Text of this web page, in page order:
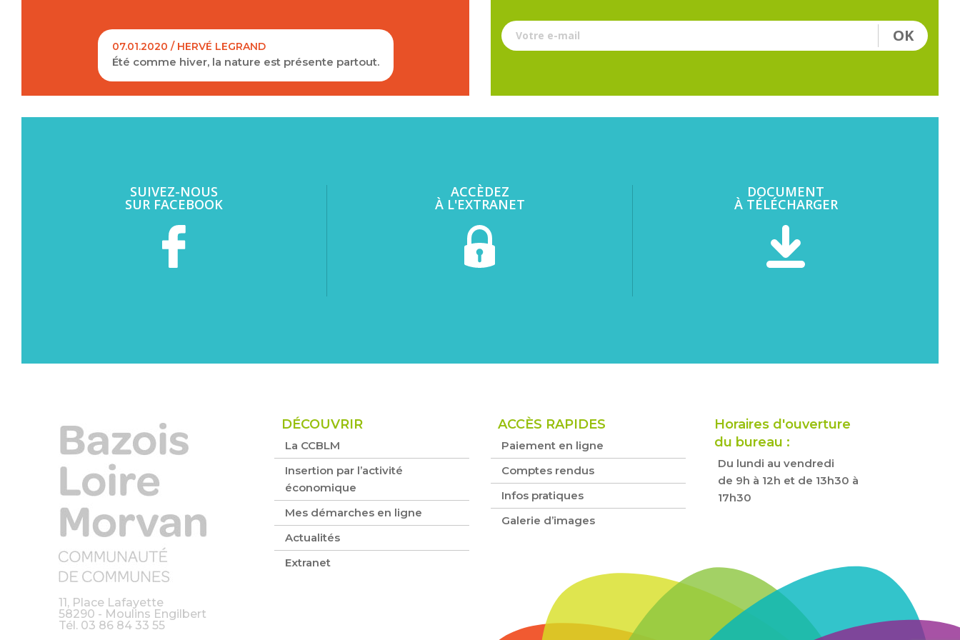
07.01.2020 / HERVÉ LEGRAND
Été comme hiver, la nature est présente partout.
Votre e-mail OK
SUIVEZ-NOUS
SUR FACEBOOK
ACCÈDEZ
À L'EXTRANET
DOCUMENT
À TÉLÉCHARGER
11, Place Lafayette
58290 - Moulins Engilbert
Tél. 03 86 84 33 55
DÉCOUVRIR
La CCBLM
Insertion par l’activité
économique
Mes démarches en ligne
Actualités
Extranet
ACCÈS RAPIDES
Paiement en ligne
Comptes rendus
Infos pratiques
Galerie d’images
Horaires d'ouverture
du bureau :
Du lundi au vendredi
de 9h à 12h et de 13h30 à
17h30